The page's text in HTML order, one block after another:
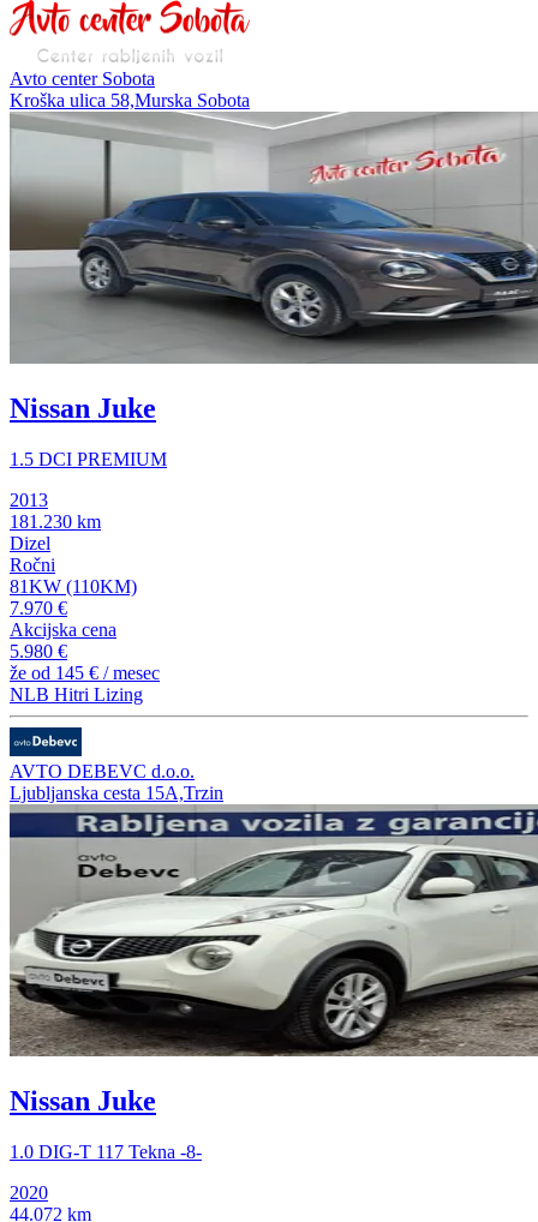
Avto center Sobota
Kroška ulica 58,Murska Sobota
Nissan Juke
1.5 DCI PREMIUM
2013
181.230 km
Dizel
Ročni
81KW (110KM)
7.970 €
Akcijska cena
5.980 €
že od 145 € / mesec
NLB Hitri Lizing
AVTO DEBEVC d.o.o.
Ljubljanska cesta 15A,Trzin
Nissan Juke
1.0 DIG-T 117 Tekna -8-
2020
44.072 km